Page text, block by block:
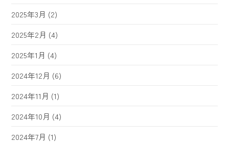
2025年3月 (2)
2025年2月 (4)
2025年1月 (4)
2024年12月 (6)
2024年11月 (1)
2024年10月 (4)
2024年7月 (1)